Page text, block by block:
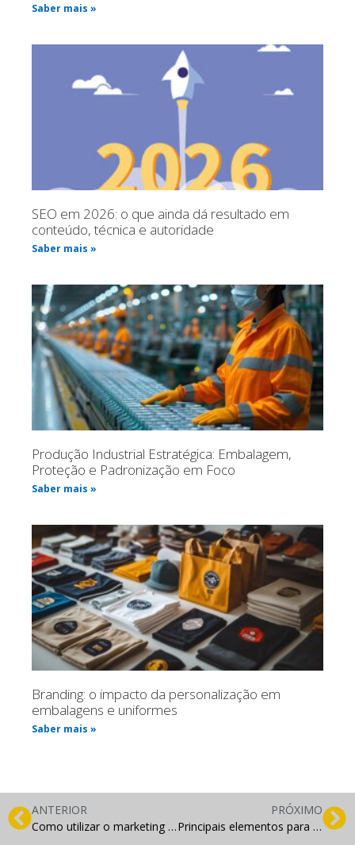
Saber mais »
SEO em 2026: o que ainda dá resultado em
conteúdo, técnica e autoridade
Saber mais »
Produção Industrial Estratégica: Embalagem,
Proteção e Padronização em Foco
Saber mais »
Branding: o impacto da personalização em
embalagens e uniformes
Saber mais »
ANTERIOR
Como utilizar o marketing de conteúdo para atrair e nutrir leads qualificados
PRÓXIMO
Principais elementos para o sucesso de um negócio